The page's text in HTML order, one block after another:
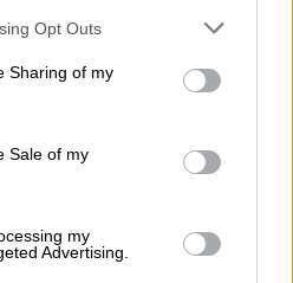
app uses one or more Google
behaviour. You may click to
and its third-party tags to
purposes in below Google
Opt Outs
Sharing of my
Sale of my
my
Advertising.
της εκπροσώπου του
μεταξύ άλλων, την
ελληνικής πλευράς,
οικοδόμηση θεσμών
συνεργασίας στον